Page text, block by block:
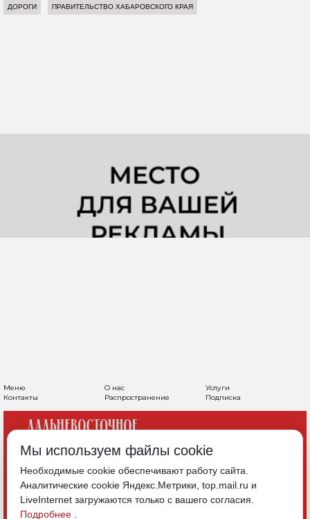
ДОРОГИ ПРАВИТЕЛЬСТВО ХАБАРОВСКОГО КРАЯ
Меню О нас
Услуги
Контакты
Распространение Подписка
Мы используем файлы cookie
Необходимые cookie обеспечивают работу сайта.
Аналитические cookie Яндекс.Метрики, top.mail.ru и
LiveInternet загружаются только с вашего согласия.
Подробнее